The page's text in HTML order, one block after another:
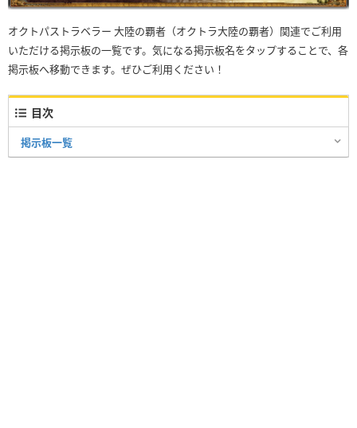
オクトパストラベラー 大陸の覇者（オクトラ大陸の覇者）関連でご利用
いただける掲示板の一覧です。気になる掲示板名をタップすることで、各
掲示板へ移動できます。ぜひご利用ください！
目次
掲示板一覧